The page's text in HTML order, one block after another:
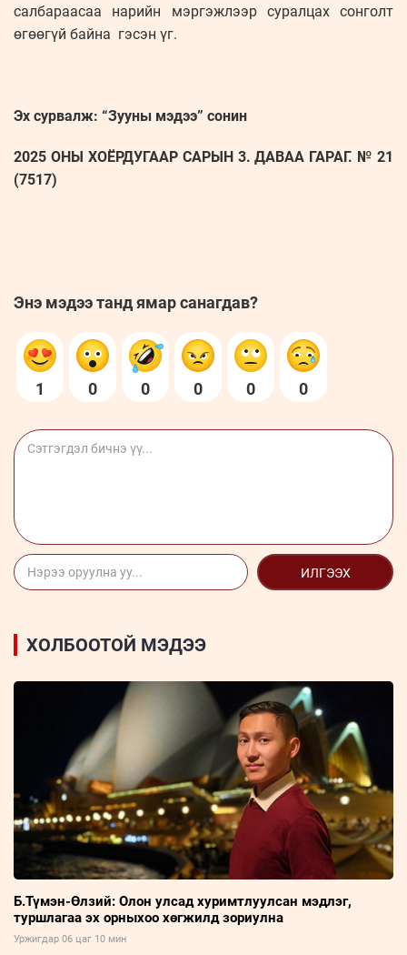
салбараасаа нарийн мэргэжлээр суралцах сонголт
өгөөгүй байна гэсэн үг.
Эх сурвалж: “Зууны мэдээ” сонин
2025 ОНЫ ХОЁРДУГААР САРЫН 3. ДАВАА ГАРАГ. № 21
(7517)
Энэ мэдээ танд ямар санагдав?
1 0 0 0 0 0
ИЛГЭЭХ
ХОЛБООТОЙ МЭДЭЭ
Б.Түмэн-Өлзий: Олон улсад хуримтлуулсан мэдлэг,
туршлагаа эх орныхоо хөгжилд зориулна
Уржигдар 06 цаг 10 мин